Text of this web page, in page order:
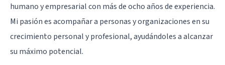
humano y empresarial con más de ocho años de experiencia.
Mi pasión es acompañar a personas y organizaciones en su
crecimiento personal y profesional, ayudándoles a alcanzar
su máximo potencial.